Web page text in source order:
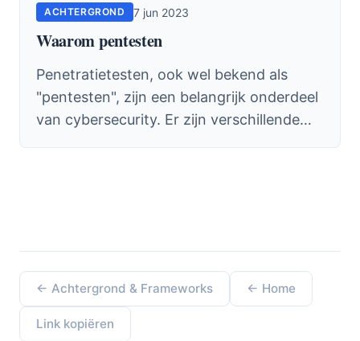
ACHTERGROND 7 jun 2023
Waarom pentesten
Penetratietesten, ook wel bekend als
"pentesten", zijn een belangrijk onderdeel
van cybersecurity. Er zijn verschillende
← Achtergrond & Frameworks ← Home
Link kopiëren